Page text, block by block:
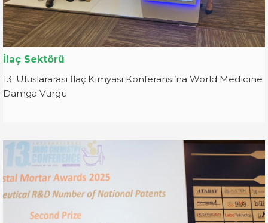
İlaç Sektörü
13. Uluslararası İlaç Kimyası Konferansı’na World Medicine
Damga Vurgu